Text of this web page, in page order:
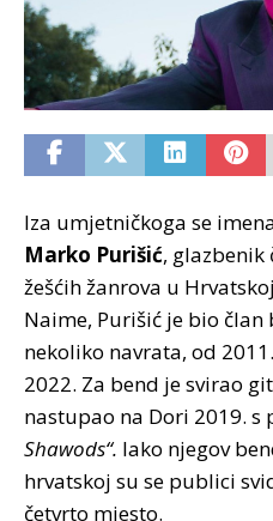
Iza umjetničkoga se
Marko Purišić,
žešćih žanrova u
Naime, Purišić je bio
nekoliko navrata, od
2022. Za bend je svirao
nastupao na Dori 2019. s
Shawods“. Iako njegov
hrvatskoj su se publici
četvrto mjesto.